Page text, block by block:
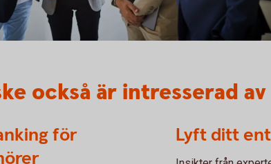
också är intresserad av
för
Lyft ditt